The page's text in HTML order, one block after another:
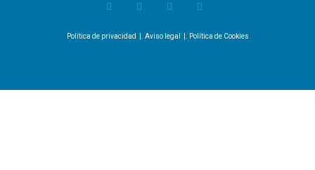
Política de privacidad |. Aviso legal |. Política de Cookies